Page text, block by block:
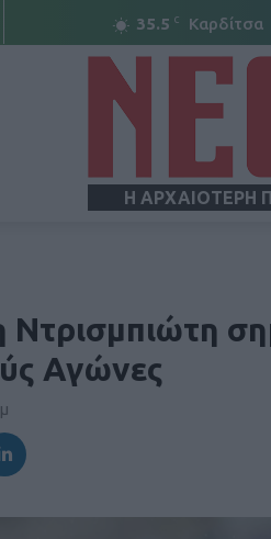
35.5 C Καρδίτσα
Η ΑΡΧΑΙΟΤΕΡΗ
Ντρισμπιώτη
Αγώνες